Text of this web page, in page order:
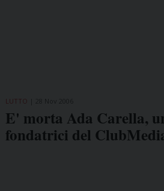
LUTTO
E' morta Ada Carella,
fondatrici del